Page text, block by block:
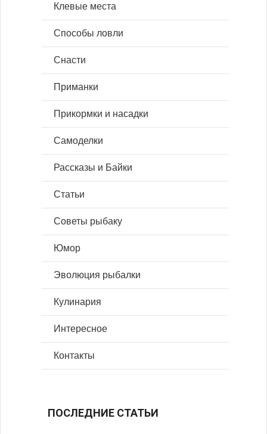
Клевые места
Способы ловли
Снасти
Приманки
Прикормки и насадки
Самоделки
Рассказы и Байки
Статьи
Советы рыбаку
Юмор
Эволюция рыбалки
Кулинария
Интересное
Контакты
ПОСЛЕДНИЕ СТАТЬИ